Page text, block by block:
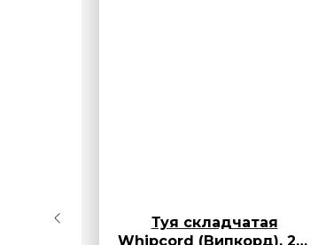
Туя складчатая
Whipcord (Випкорд), 20-